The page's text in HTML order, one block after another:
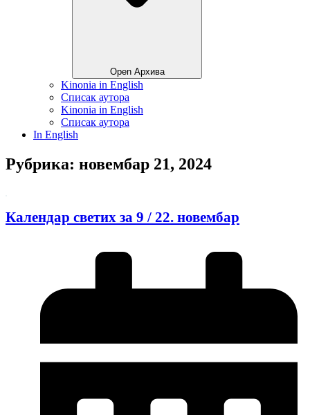
Open Архива
Kinonia in English
Списак аутора
Kinonia in English
Списак аутора
In English
Рубрика: новембар 21, 2024
Календар светих за 9 / 22. новембар